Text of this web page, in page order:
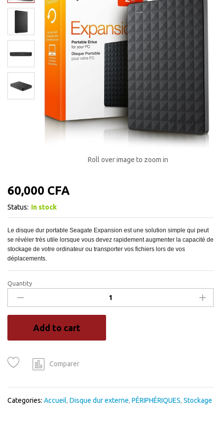
Roll over image to zoom in
60,000 CFA
Status: In stock
Le disque dur portable Seagate Expansion est une solution simple qui peut
se révéler très utile lorsque vous devez rapidement augmenter la capacité de
stockage de votre ordinateur ou transporter vos fichiers lors de vos
déplacements.
HDD
Seagate
Portable
Expansion
To
Quantity
Add to cart
Comparer
Categories: Accueil, Disque dur externe, PÉRIPHÉRIQUES, Stockage